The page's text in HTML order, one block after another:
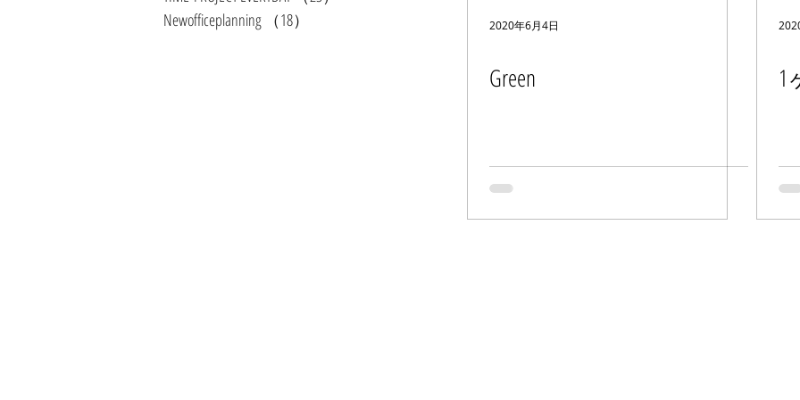
Newofficeplanning （18） 2020年6月4日
Green 1